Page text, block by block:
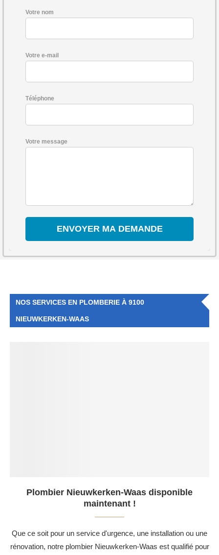
Votre nom
Votre e-mail
Téléphone
Votre message
NOS SERVICES EN PLOMBERIE À 9100
NIEUWKERKEN-WAAS
Plombier Nieuwkerken-Waas disponible
maintenant !
Que ce soit pour un service d'urgence, une installation ou une
rénovation, notre plombier Nieuwkerken-Waas est qualifié pour